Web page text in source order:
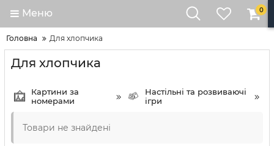
Меню 0
Головна Для хлопчика
Для хлопчика
Картини за
номерами
Настільні та розвиваючі
ігри
Товари не знайдені